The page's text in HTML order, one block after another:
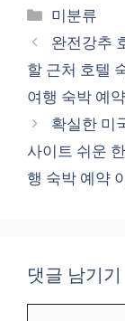
카
테
고
리
미분류
완전강추
할 근처 호텔
여행 숙박 예
확실한 미
사이트 쉬운
행 숙박 예약
댓글 남기기